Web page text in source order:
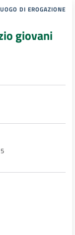
DI EROGAZIONE
giovani